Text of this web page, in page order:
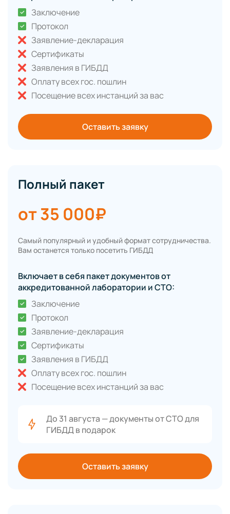
Заключение
Протокол
Заявление-декларация
Сертификаты
Заявления в ГИБДД
Оплату всех гос. пошлин
Посещение всех инстанций за вас
Оставить заявку
Полный пакет
от 35 000₽
Самый популярный и удобный формат сотрудничества.
Вам останется только посетить ГИБДД
Включает в себя пакет документов от
аккредитованной лаборатории и СТО:
Заключение
Протокол
Заявление-декларация
Сертификаты
Заявления в ГИБДД
Оплату всех гос. пошлин
Посещение всех инстанций за вас
До 31 августа — документы от СТО для
ГИБДД в подарок
Оставить заявку